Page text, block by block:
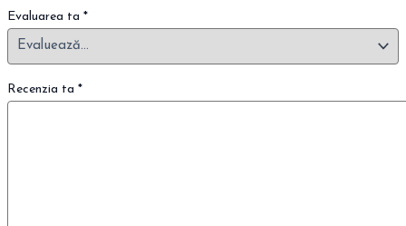
Evaluarea ta *
Recenzia ta *